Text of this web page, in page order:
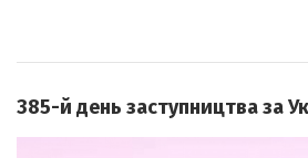
385-й день заступництва за